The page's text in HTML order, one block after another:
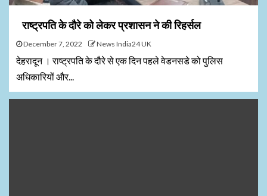
राष्ट्रपति के दौरे को लेकर प्रशासन ने की रिहर्सल
December 7, 2022 News India24 UK
देहरादून । राष्ट्रपति के दौरे से एक दिन पहले वेडनसडे को पुलिस
अधिकारियों और...